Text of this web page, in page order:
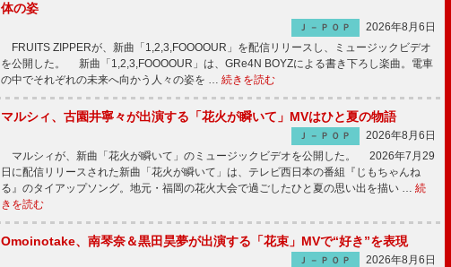
体の姿
Ｊ－ＰＯＰ
2026年8月6日
FRUITS ZIPPERが、新曲「1,2,3,FOOOOUR」を配信リリースし、ミュージックビデオ
を公開した。 新曲「1,2,3,FOOOOUR」は、GRe4N BOYZによる書き下ろし楽曲。電車
の中でそれぞれの未来へ向かう人々の姿を … 続きを読む
マルシィ、古園井寧々が出演する「花火が瞬いて」MVはひと夏の物語
Ｊ－ＰＯＰ
2026年8月6日
マルシィが、新曲「花火が瞬いて」のミュージックビデオを公開した。 2026年7月29
日に配信リリースされた新曲「花火が瞬いて」は、テレビ西日本の番組『じもちゃんね
る』のタイアップソング。地元・福岡の花火大会で過ごしたひと夏の思い出を描い … 続
きを読む
Omoinotake、南琴奈＆黒田昊夢が出演する「花束」MVで“好き”を表現
Ｊ－ＰＯＰ 2026年8月6日